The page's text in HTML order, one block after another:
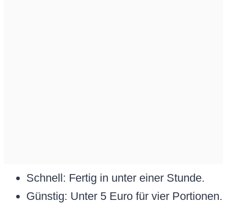
Schnell: Fertig in unter einer Stunde.
Günstig: Unter 5 Euro für vier Portionen.